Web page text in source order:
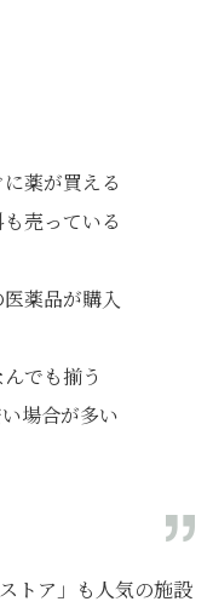
薬が買える
売っている
薬品が購入
でも揃う
場合が多い
トア」も人気の施設